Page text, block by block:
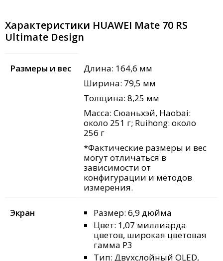
Характеристики HUAWEI Mate 70 RS
Ultimate Design
Размеры и вес
Длина: 164,6 мм
Ширина: 79,5 мм
Толщина: 8,25 мм
Масса: Сюаньхэй, Haobai:
около 251 г; Ruihong: около
256 г
*Фактические размеры и вес
могут отличаться в
зависимости от
конфигурации и методов
измерения.
Экран
Размер: 6,9 дюйма
Цвет: 1,07 миллиарда
цветов, широкая цветовая
гамма P3
Тип: Двухслойный OLED,